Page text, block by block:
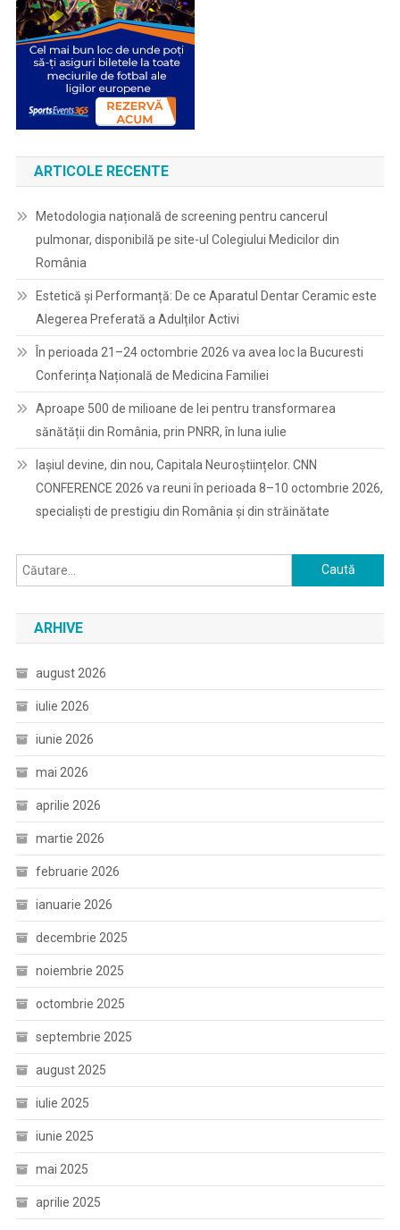
ARTICOLE RECENTE
Metodologia națională de screening pentru cancerul
pulmonar, disponibilă pe site-ul Colegiului Medicilor din
România
Estetică și Performanță: De ce Aparatul Dentar Ceramic este
Alegerea Preferată a Adulților Activi
În perioada 21–24 octombrie 2026 va avea loc la Bucuresti
Conferința Națională de Medicina Familiei
Aproape 500 de milioane de lei pentru transformarea
sănătății din România, prin PNRR, în luna iulie
Iașiul devine, din nou, Capitala Neuroștiințelor. CNN
CONFERENCE 2026 va reuni în perioada 8–10 octombrie 2026,
specialiști de prestigiu din România și din străinătate
Caută
după:
ARHIVE
august 2026
iulie 2026
iunie 2026
mai 2026
aprilie 2026
martie 2026
februarie 2026
ianuarie 2026
decembrie 2025
noiembrie 2025
octombrie 2025
septembrie 2025
august 2025
iulie 2025
iunie 2025
mai 2025
aprilie 2025